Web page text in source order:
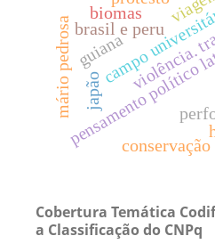
campo
pensamento
brasil e peru
mário pedrosa japão
guiana
biomas
conservação
Cobertura Temática
a Classificação do CNPq